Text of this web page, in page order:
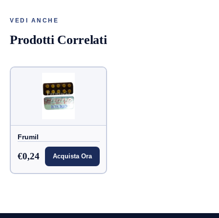
VEDI ANCHE
Prodotti Correlati
Frumil
€0,24 Acquista Ora